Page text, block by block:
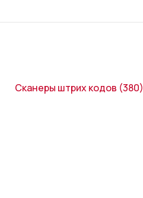
Сканеры штрих кодов (380)